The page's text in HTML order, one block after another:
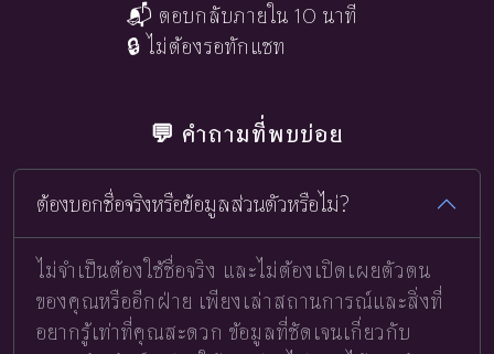
📬 ตอบกลับภายใน 10 นาที
🔒 ไม่ต้องรอทักแชท
💬 คำถามที่พบบ่อย
ต้องบอกชื่อจริงหรือข้อมูลส่วนตัวหรือไม่?
ไม่จำเป็นต้องใช้ชื่อจริง และไม่ต้องเปิดเผยตัวตน
ของคุณหรืออีกฝ่าย เพียงเล่าสถานการณ์และสิ่งที่
อยากรู้เท่าที่คุณสะดวก ข้อมูลที่ชัดเจนเกี่ยวกับ